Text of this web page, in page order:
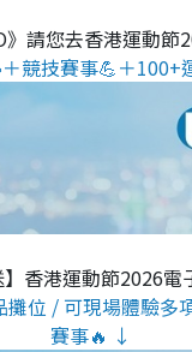
》請您去香港運動節
競技賽事💪＋100+
香港運動節2026電
位 / 可現場體驗多
賽事🔥 ↓